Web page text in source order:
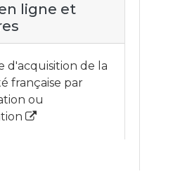
ligne et
d'acquisition de la
française par
ou